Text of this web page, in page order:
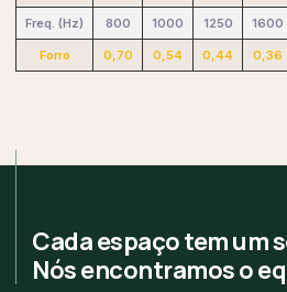
Freq. (Hz) 800 1000 1250 1600
Forro 0,70 0,54 0,44 0,36
Cada espaço tem um
Nós encontramos o